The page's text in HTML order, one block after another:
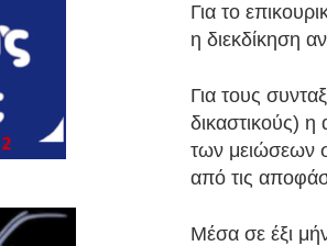
Για το
η διεκδίκηση
Για τους
δικαστικούς) η
των μειώσεων
από τις
Μέσα σε έξι